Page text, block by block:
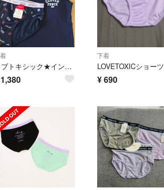
ラブトキシック★インナーセット【150】
1,380
下着
LOVETOXICショーツ
¥690